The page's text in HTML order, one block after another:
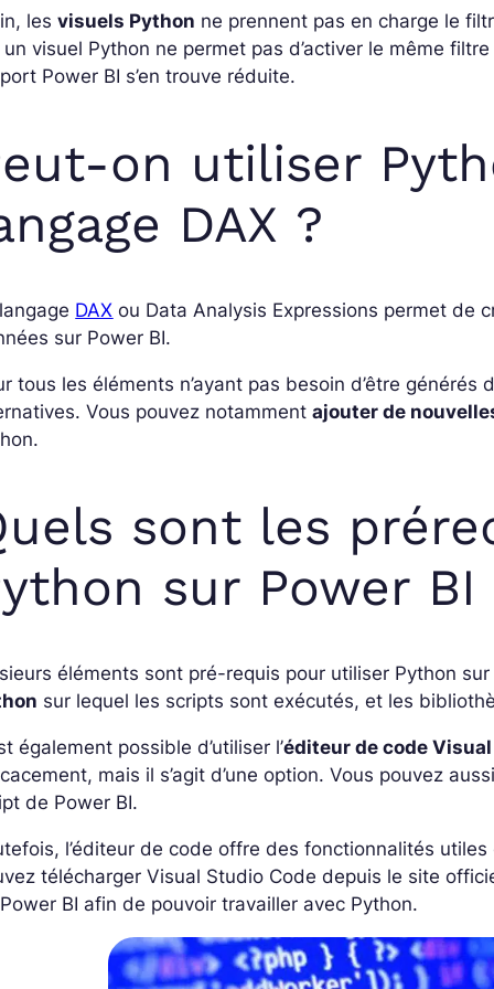
lesvisuels Python ne prennent pas en charge le
un visuel Python ne permet pas d’activer le même
Power BI s’en trouve réduite.
on utiliser
DAX ?
DAX ou Data Analysis Expressions permet de
sur Power BI.
tous les éléments n’ayant pas besoin d’être
Vous pouvez notammentajouter de
sont les
sur Power BI
éléments sont pré-requis pour utiliser Python
sur lequel les scripts sont exécutés, et les
également possible d’utiliser l’éditeur de code
mais il s’agit d’une option. Vous pouvez
de Power BI.
l’éditeur de code offre des fonctionnalités
télécharger Visual Studio Code depuis le site
BI afin de pouvoir travailler avec Python.